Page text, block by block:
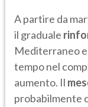
A partire da
il graduale
Mediterraneo e
tempo nel
aumento. Il
probabilmente